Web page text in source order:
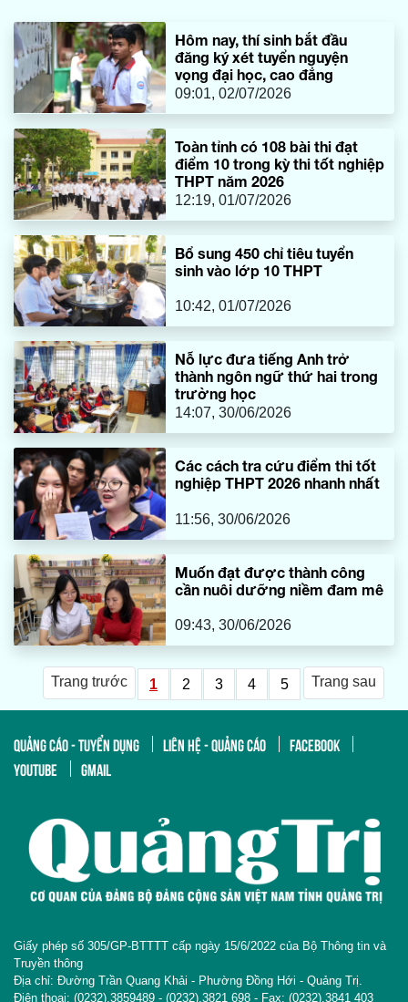
có điểm tổ hợp B00 cao nhất tỉnh.
Hôm nay, thí sinh bắt đầu
đăng ký xét tuyển nguyện
vọng đại học, cao đẳng
09:01, 02/07/2026
Toàn tỉnh có 108 bài thi đạt
điểm 10 trong kỳ thi tốt nghiệp
THPT năm 2026
12:19, 01/07/2026
Bổ sung 450 chỉ tiêu tuyển
sinh vào lớp 10 THPT
10:42, 01/07/2026
Nỗ lực đưa tiếng Anh trở
thành ngôn ngữ thứ hai trong
trường học
14:07, 30/06/2026
Các cách tra cứu điểm thi tốt
nghiệp THPT 2026 nhanh nhất
11:56, 30/06/2026
Muốn đạt được thành công
cần nuôi dưỡng niềm đam mê
09:43, 30/06/2026
Trang trước 1 2 3 4 5 Trang sau
QUẢNG CÁO - TUYỂN DỤNG LIÊN HỆ - QUẢNG CÁO
FACEBOOK
YOUTUBE
GMAIL
Giấy phép số 305/GP-BTTTT cấp ngày 15/6/2022 của Bộ Thông tin và
Truyền thông
Địa chỉ: Đường Trần Quang Khải - Phường Đồng Hới - Quảng Trị.
Điện thoại: (0232).3859489 - (0232).3821 698 - Fax: (0232).3841 403